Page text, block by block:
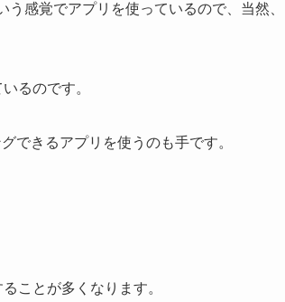
感覚でアプリを使っているので、当然、
るのです。
できるアプリを使うのも手です。
ことが多くなります。